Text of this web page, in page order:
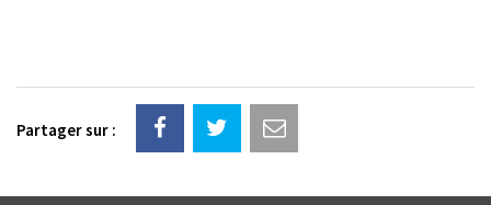
Partager sur :